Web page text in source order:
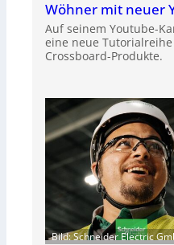
Wöhner mit neuer
Auf seinem Youtube-
eine neue
Crossboard-Produkte.
Bild: Schneider Electric